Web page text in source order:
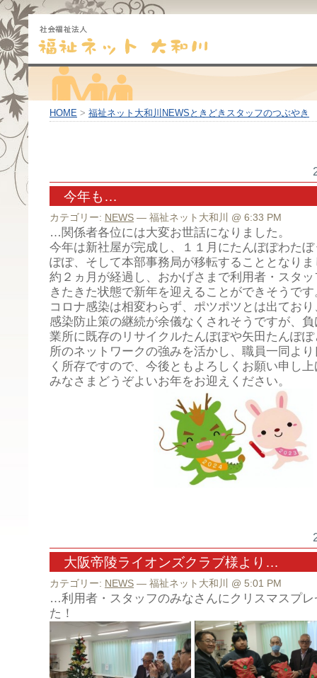
HOME > 福祉ネット大和川NEWSときどきスタッフのつぶやき
今年も…
カテゴリー: NEWS — 福祉ネット大和川 @ 6:33 PM
…関係者各位には大変お世話になりました。
今年は新社屋が完成し、１１月にたんぽぽわた
ぽぽ、そして本部事務局が移転することとなり
約２ヵ月が経過し、おかげさまで利用者・スタ
きたきた状態で新年を迎えることができそうです
コロナ感染は相変わらず、ポツポツとは出てお
感染防止策の継続が余儀なくされそうですが、
業所に既存のリサイクルたんぽぽや矢田たんぽ
所のネットワークの強みを活かし、職員一同よ
く所存ですので、今後ともよろしくお願い申し
みなさまどうぞよいお年をお迎えください。
大阪帝陵ライオンズクラブ様より…
カテゴリー: NEWS — 福祉ネット大和川 @ 5:01 PM
…利用者・スタッフのみなさんにクリスマスプ
た！